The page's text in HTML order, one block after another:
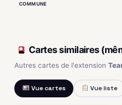
COMMUNE
Cartes similaires
Autres cartes de l'extension
Vue cartes Vue liste